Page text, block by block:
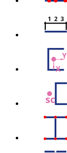
1  2  3
Y
X
sc